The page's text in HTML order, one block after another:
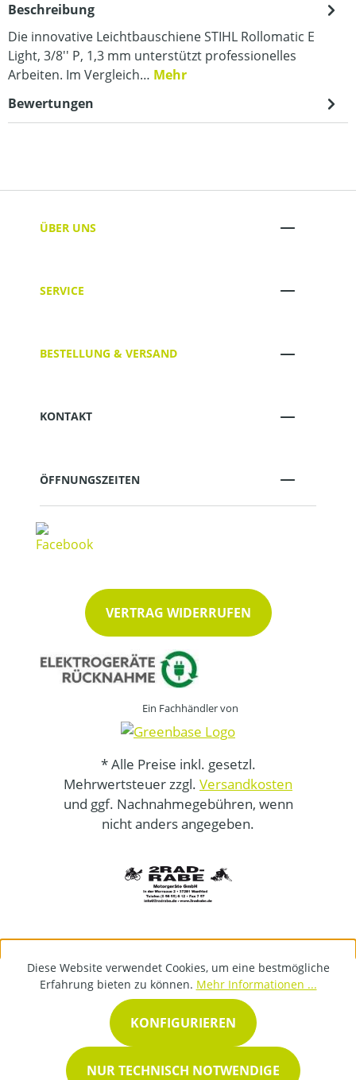
Beschreibung
Die innovative Leichtbauschiene STIHL Rollomatic E
Light, 3/8'' P, 1,3 mm unterstützt professionelles
Arbeiten. Im Vergleich… Mehr
Bewertungen
ÜBER UNS
SERVICE
BESTELLUNG & VERSAND
KONTAKT
ÖFFNUNGSZEITEN
VERTRAG WIDERRUFEN
Ein Fachhändler von
* Alle Preise inkl. gesetzl.
Mehrwertsteuer zzgl. Versandkosten
und ggf. Nachnahmegebühren, wenn
nicht anders angegeben.
Diese Website verwendet Cookies, um eine bestmögliche
Erfahrung bieten zu können. Mehr Informationen ...
NUR TECHNISCH NOTWENDIGE
KONFIGURIEREN